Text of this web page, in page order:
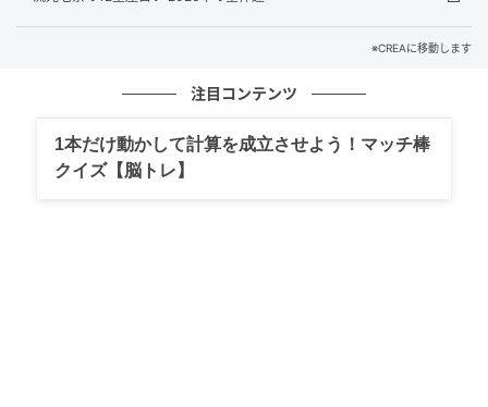
★ラッキーデー
7月7日（火）、15日（水）
※CREAに移動します
注目コンテンツ
1本だけ動かして計算を成立させよう！マッチ棒
クイズ【脳トレ】